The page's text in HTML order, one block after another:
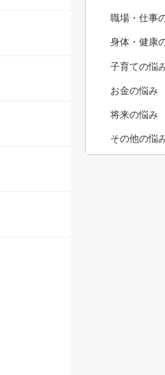
職場・仕事
身体・健康
子育ての悩
お金の悩み
将来の悩み
その他の悩